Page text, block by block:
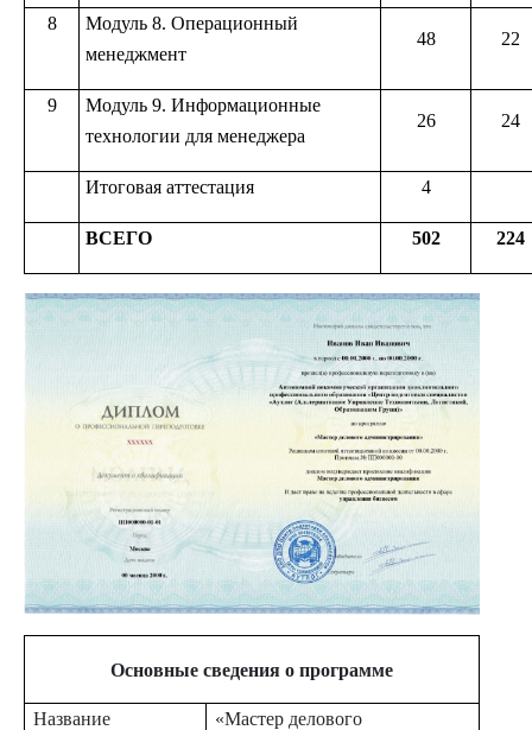
8
Модуль 8. Операционный
менеджмент
48 22
9
Модуль 9. Информационные
технологии для менеджера
26 24
Итоговая аттестация 4
ВСЕГО 502 224
Изображение
Основные сведения о программе
Название
«Мастер делового